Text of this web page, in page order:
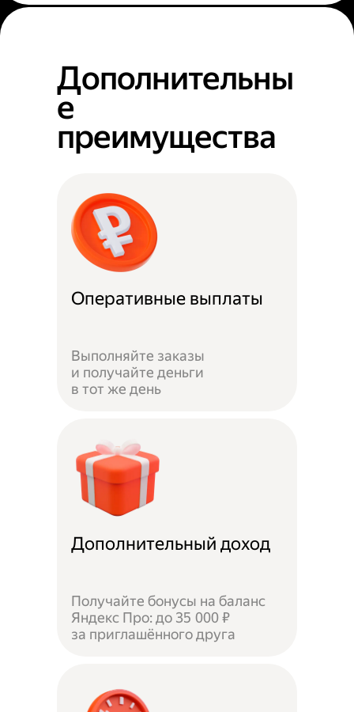
Дополнительны
е
преимущества
Оперативные выплаты
Выполняйте заказы
и получайте деньги
в тот же день
Дополнительный доход
Получайте бонусы на баланс
Яндекс Про: до 35 000 ₽
за приглашённого друга